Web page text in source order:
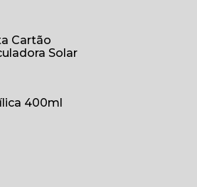
Cartão
Solar
400ml